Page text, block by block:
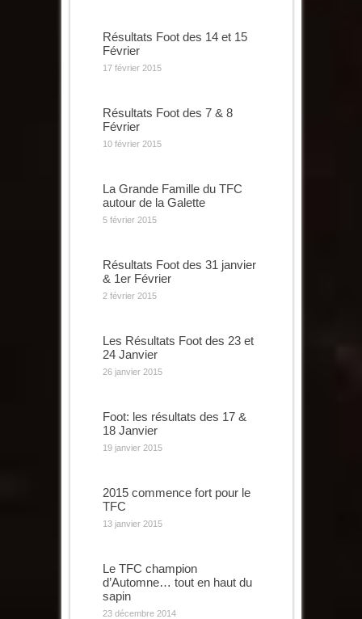
Résultats Foot des 14 et 15
Février
17 février 2015
Résultats Foot des 7 & 8
Février
10 février 2015
La Grande Famille du TFC
autour de la Galette
5 février 2015
Résultats Foot des 31 janvier
& 1er Février
2 février 2015
Les Résultats Foot des 23 et
24 Janvier
26 janvier 2015
Foot: les résultats des 17 &
18 Janvier
19 janvier 2015
2015 commence fort pour le
TFC
13 janvier 2015
Le TFC champion
d’Automne… tout en haut du
sapin
23 décembre 2014